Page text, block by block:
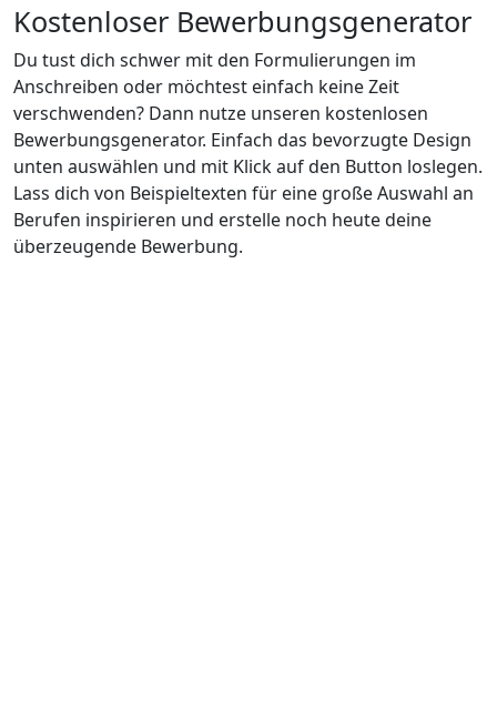
Kostenloser Bewerbungsgenerator
Du tust dich schwer mit den Formulierungen im
Anschreiben oder möchtest einfach keine Zeit
verschwenden? Dann nutze unseren kostenlosen
Bewerbungsgenerator. Einfach das bevorzugte Design
unten auswählen und mit Klick auf den Button loslegen.
Lass dich von Beispieltexten für eine große Auswahl an
Berufen inspirieren und erstelle noch heute deine
überzeugende Bewerbung.